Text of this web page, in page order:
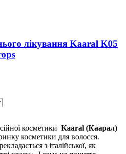
лікування Kaaral K05
косметики Kaaral (Каарал)
косметики для волосся.
з італійської, як